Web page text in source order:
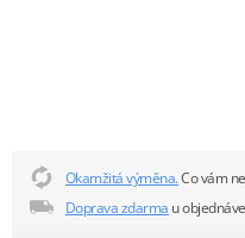
Okamžitá výměna.Co vám
Doprava zdarma u